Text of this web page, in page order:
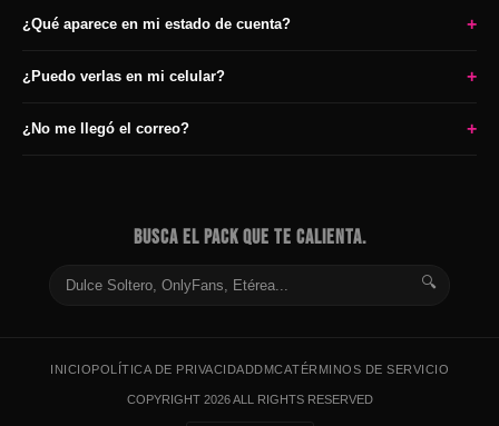
¿Qué aparece en mi estado de cuenta? +
¿Puedo verlas en mi celular? +
¿No me llegó el correo? +
BUSCA EL PACK QUE TE CALIENTA.
🔍
INICIOPOLÍTICA DE PRIVACIDADDMCATÉRMINOS DE SERVICIO
COPYRIGHT 2026 ALL RIGHTS RESERVED